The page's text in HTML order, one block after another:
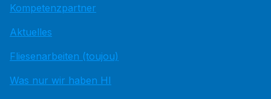
Kompetenzpartner
Aktuelles
Fliesenarbeiten (toujou)
Was nur wir haben HI